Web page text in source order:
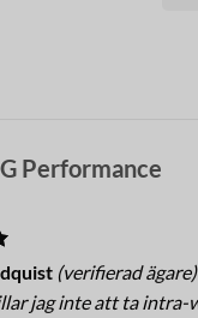
Performance
(verifierad ägare)
jag inte att ta intra-